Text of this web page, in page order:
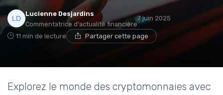
Lucienne Desjardins
Commentatrice d'actualité financière
7 juin 2025
11 min de lecture Partager cette page
Explorez le monde des cryptomonnaies avec